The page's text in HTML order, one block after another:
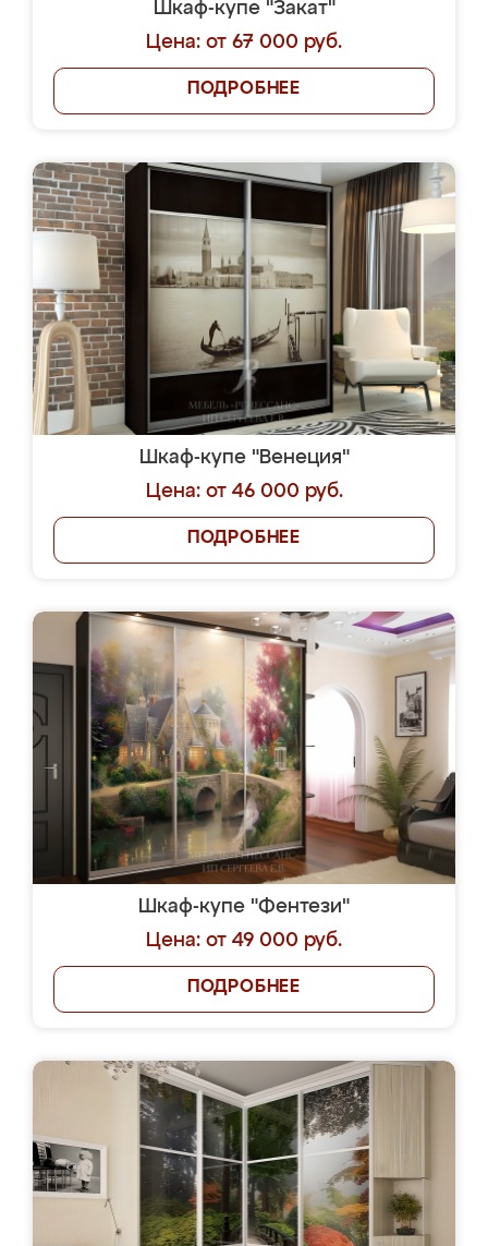
Шкаф-купе "Закат"
Цена: от 67 000 руб.
ПОДРОБНЕЕ
Шкаф-купе "Венеция"
Цена: от 46 000 руб.
ПОДРОБНЕЕ
Шкаф-купе "Фентези"
Цена: от 49 000 руб.
ПОДРОБНЕЕ